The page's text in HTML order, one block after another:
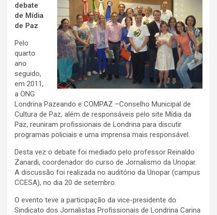
debate
de Mídia
de Paz
Pelo
quarto
ano
seguido,
em 2011,
a ONG
Londrina Pazeando e COMPAZ –Conselho Municipal de
Cultura de Paz, além de responsáveis pelo site Mídia da
Paz, reuniram profissionais de Londrina para discutir
programas policiais e uma imprensa mais responsável.
Desta vez o debate foi mediado pelo professor Reinaldo
Zanardi, coordenador do curso de Jornalismo da Unopar.
A discussão foi realizada no auditório da Unopar (campus
CCESA), no dia 20 de setembro.
O evento teve a participação da vice-presidente do
Sindicato dos Jornalistas Profissionais de Londrina Carina